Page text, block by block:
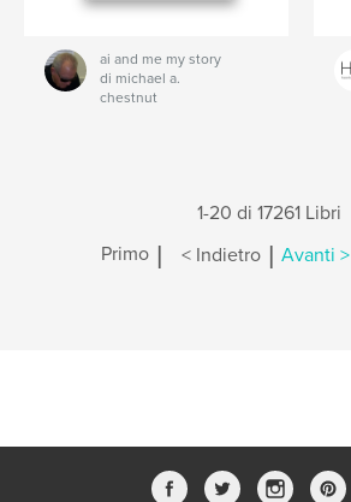
ai and me my story
di michael a.
chestnut
1-20 di 17261 Libri
Primo | < Indietro | Avanti >